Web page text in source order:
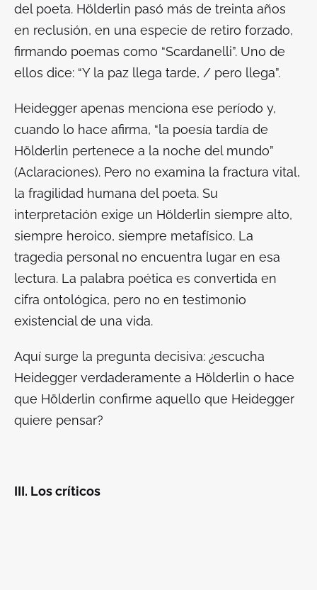
del poeta. Hölderlin pasó más de treinta años
en reclusión, en una especie de retiro forzado,
firmando poemas como “Scardanelli”. Uno de
ellos dice: “Y la paz llega tarde, / pero llega”.
Heidegger apenas menciona ese período y,
cuando lo hace afirma, “la poesía tardía de
Hölderlin pertenece a la noche del mundo”
(Aclaraciones). Pero no examina la fractura vital,
la fragilidad humana del poeta. Su
interpretación exige un Hölderlin siempre alto,
siempre heroico, siempre metafísico. La
tragedia personal no encuentra lugar en esa
lectura. La palabra poética es convertida en
cifra ontológica, pero no en testimonio
existencial de una vida.
Aquí surge la pregunta decisiva: ¿escucha
Heidegger verdaderamente a Hölderlin o hace
que Hölderlin confirme aquello que Heidegger
quiere pensar?
III. Los críticos